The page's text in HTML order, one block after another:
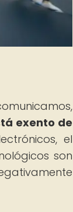
exento de
el
son